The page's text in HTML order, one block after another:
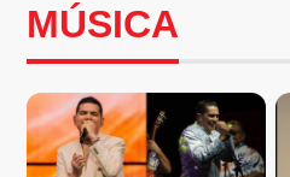
MÚSICA